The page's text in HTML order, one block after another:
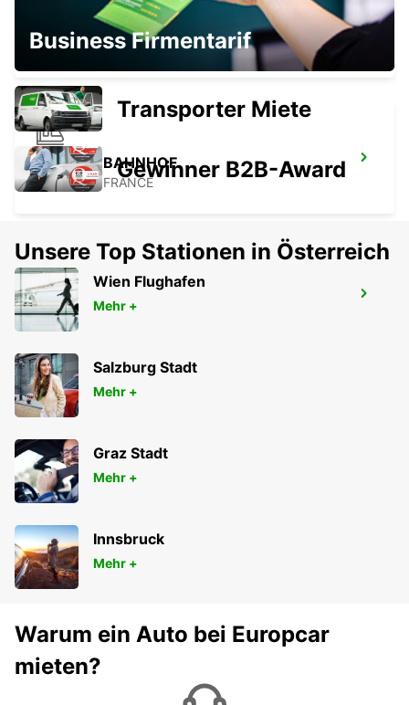
SURGERES
SURGERES - FRANCE
SAINTES BAHNHOF
SAINTES - FRANCE
LUCON
SAINTE GEMME LA PLAINE - FRANCE
Business Firmentarif
Transporter Miete
Gewinner B2B-Award
Unsere Top Stationen in Österreich
Wien Flughafen
Mehr +
Salzburg Stadt
Mehr +
Graz Stadt
Mehr +
Innsbruck
Mehr +
Warum ein Auto bei Europcar
mieten?